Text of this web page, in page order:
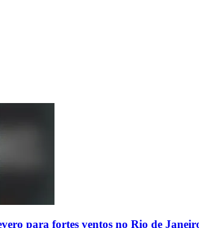
para fortes ventos no Rio de